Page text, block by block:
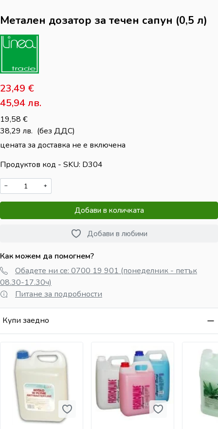
Метален дозатор за течен сапун (0,5 л)
23,49 €
45,94лв.
19,58 €
38,29 лв. (без ДДС)
цената за доставка не е включена
Продуктов код - SKU D304
− +
Добави в количката
Добави в любими
Как можем да помогнем?
Обадете ни се: 0700 19 901 (понеделник - петък
08.30-17.30ч)
Питане за подробности
Купи заедно